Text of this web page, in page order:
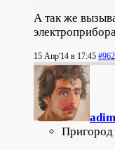
А так же
15 Апр'14 в 17:45
adim
Пригород